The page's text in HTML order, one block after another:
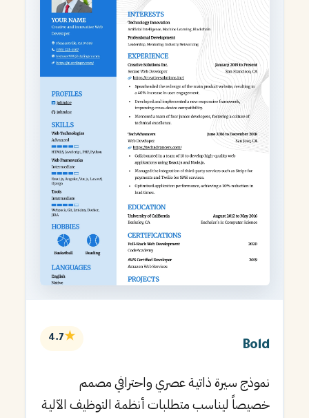
Bold
★
4.7
نموذج سيرة ذاتية عصري واحترافي مصمم
خصيصاً ليناسب متطلبات أنظمة التوظيف الآلية